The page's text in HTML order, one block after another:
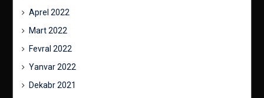
Aprel 2022
Mart 2022
Fevral 2022
Yanvar 2022
Dekabr 2021